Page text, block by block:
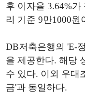
후 이자율 3.64%
리 기준 9만1000원
DB저축은행의 'E-
을 제공한다. 해당
수 있다. 이외 우대
금'과 동일하다.